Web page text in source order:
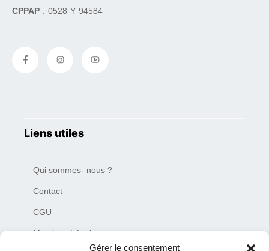
Gérer le consentement
CPPAP : 0528 Y 94584
Liens utiles
Qui sommes- nous ?
Contact
CGU
Mentions Légales